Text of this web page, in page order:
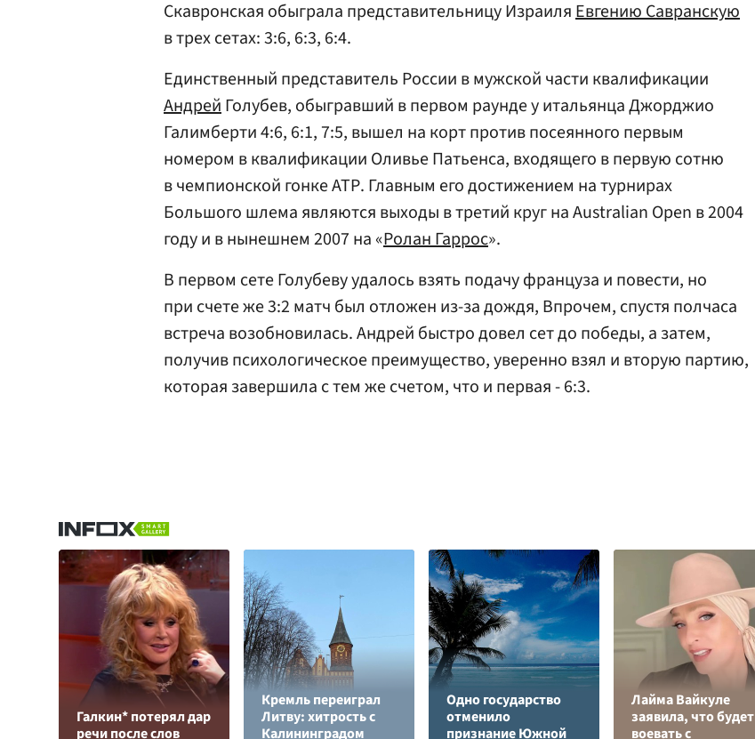
Скавронская обыграла представительницу ИзраиляЕвгению Савранскую
в трех сетах: 3:6, 6:3, 6:4.
Единственный представитель России в мужской части квалификации
АндрейГолубев, обыгравший в первом раунде у итальянца Джорджио
Галимберти 4:6, 6:1, 7:5, вышел на корт против посеянного первым
номером в квалификации Оливье Патьенса, входящего в первую сотню
в чемпионской гонке АТР. Главным его достижением на турнирах
Большого шлема являются выходы в третий круг на Australian Open в 2004
году и в нынешнем 2007 на «Ролан Гаррос».
В первом сете Голубеву удалось взять подачу француза и повести, но
при счете же 3:2 матч был отложен из-за дождя, Впрочем, спустя полчаса
встреча возобновилась. Андрей быстро довел сет до победы, а затем,
получив психологическое преимущество, уверенно взял и вторую партию,
которая завершила с тем же счетом, что и первая - 6:3.
Галкин* потерял дар
речи после слов
Кремль переиграл
Литву: хитрость с
Калининградом
Одно государство
отменило
признание Южной
Лайма Вайкуле
заявила, что будет
воевать с